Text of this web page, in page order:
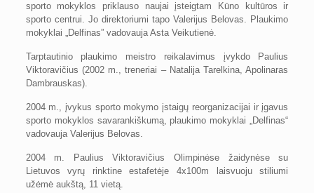
sporto mokyklos priklauso naujai įsteigtam Kūno kultūros ir
sporto centrui. Jo direktoriumi tapo Valerijus Belovas. Plaukimo
mokyklai „Delfinas” vadovauja Asta Veikutienė.
Tarptautinio plaukimo meistro reikalavimus įvykdo Paulius
Viktoravičius (2002 m., treneriai – Natalija Tarelkina, Apolinaras
Dambrauskas).
2004 m., įvykus sporto mokymo įstaigų reorganizacijai ir įgavus
sporto mokyklos savarankiškumą, plaukimo mokyklai „Delfinas“
vadovauja Valerijus Belovas.
2004 m. Paulius Viktoravičius Olimpinėse žaidynėse su
Lietuvos vyrų rinktine estafetėje 4x100m laisvuoju stiliumi
užėmė aukštą, 11 vietą.